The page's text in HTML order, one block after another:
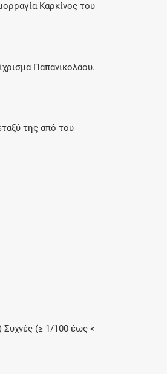
Καρκίνος του
Παπανικολάου.
της από του
Συχνές (≥ 1/100 έως <